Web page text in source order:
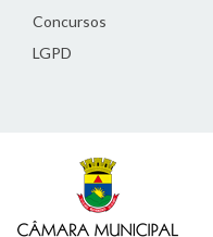
Concursos
LGPD